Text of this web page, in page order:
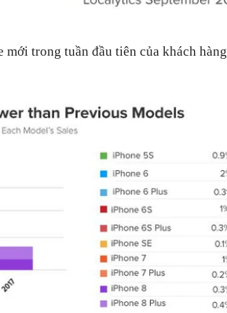
trong tuần đầu tiên của khách hàng